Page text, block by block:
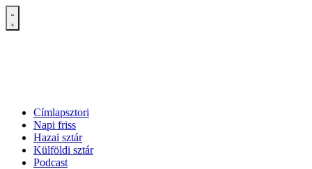
Címlapsztori
Napi friss
Hazai sztár
Külföldi sztár
Podcast